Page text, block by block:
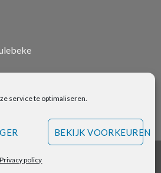
service te optimaliseren.
BEKIJK VOORKEUREN
Privacy policy
BancontactBank